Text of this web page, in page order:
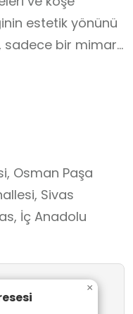
estetik yönünü
sadece bir mimari
bilim ve eğitimin
izlerini
Osman Paşa
Sivas
İç Anadolu
×